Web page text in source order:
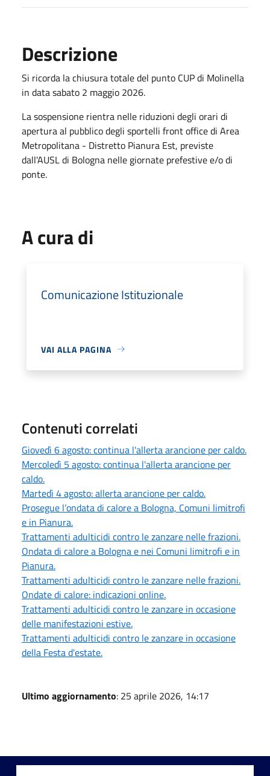
Descrizione
Si ricorda la chiusura totale del punto CUP di Molinella
in data sabato 2 maggio 2026.
La sospensione rientra nelle riduzioni degli orari di
apertura al pubblico degli sportelli front office di Area
Metropolitana - Distretto Pianura Est, previste
dall'AUSL di Bologna nelle giornate prefestive e/o di
ponte.
A cura di
Comunicazione Istituzionale
VAI ALLA PAGINA
Contenuti correlati
Giovedì 6 agosto: continua l'allerta arancione per caldo.
Mercoledì 5 agosto: continua l'allerta arancione per
caldo.
Martedì 4 agosto: allerta arancione per caldo.
Prosegue l’ondata di calore a Bologna, Comuni limitrofi
e in Pianura.
Trattamenti adulticidi contro le zanzare nelle frazioni.
Ondata di calore a Bologna e nei Comuni limitrofi e in
Pianura.
Trattamenti adulticidi contro le zanzare nelle frazioni.
Ondate di calore: indicazioni online.
Trattamenti adulticidi contro le zanzare in occasione
delle manifestazioni estive.
Trattamenti adulticidi contro le zanzare in occasione
della Festa d'estate.
Ultimo aggiornamento: 25 aprile 2026, 14:17